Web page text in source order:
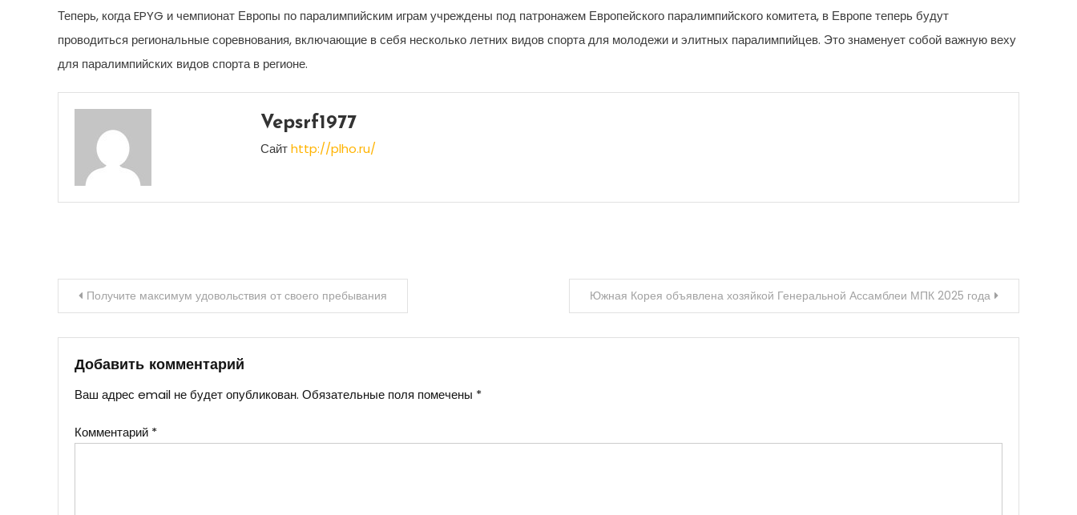
Теперь, когда EPYG и чемпионат Европы по паралимпийским играм учреждены под патронажем Европейского паралимпийского комитета, в Европе теперь будут
проводиться региональные соревнования, включающие в себя несколько летних видов спорта для молодежи и элитных паралимпийцев. Это знаменует собой важную веху
для паралимпийских видов спорта в регионе.
Vepsrf1977
Сайт http://plho.ru/
Навигация
по
записям
Получите максимум удовольствия от своего пребывания Южная Корея объявлена хозяйкой Генеральной Ассамблеи МПК 2025 года
Добавить комментарий
Ваш адрес email не будет опубликован. Обязательные поля помечены *
Комментарий *